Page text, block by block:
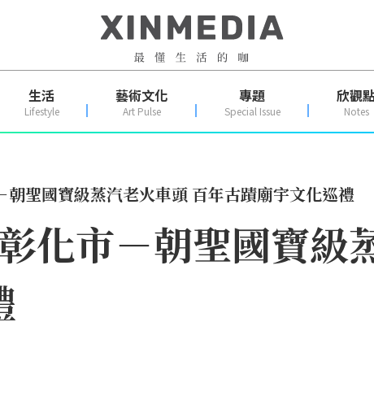
生活
Lifestyle
藝術文化
Art Pulse
專題
Special Issue
欣觀
Notes
朝聖國寶級蒸汽老火車頭 百年古蹟廟宇文化巡禮
化市－朝聖國寶級